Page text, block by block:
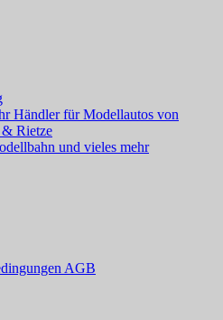
Händler für Modellautos von
Rietze
und vieles mehr
AGB